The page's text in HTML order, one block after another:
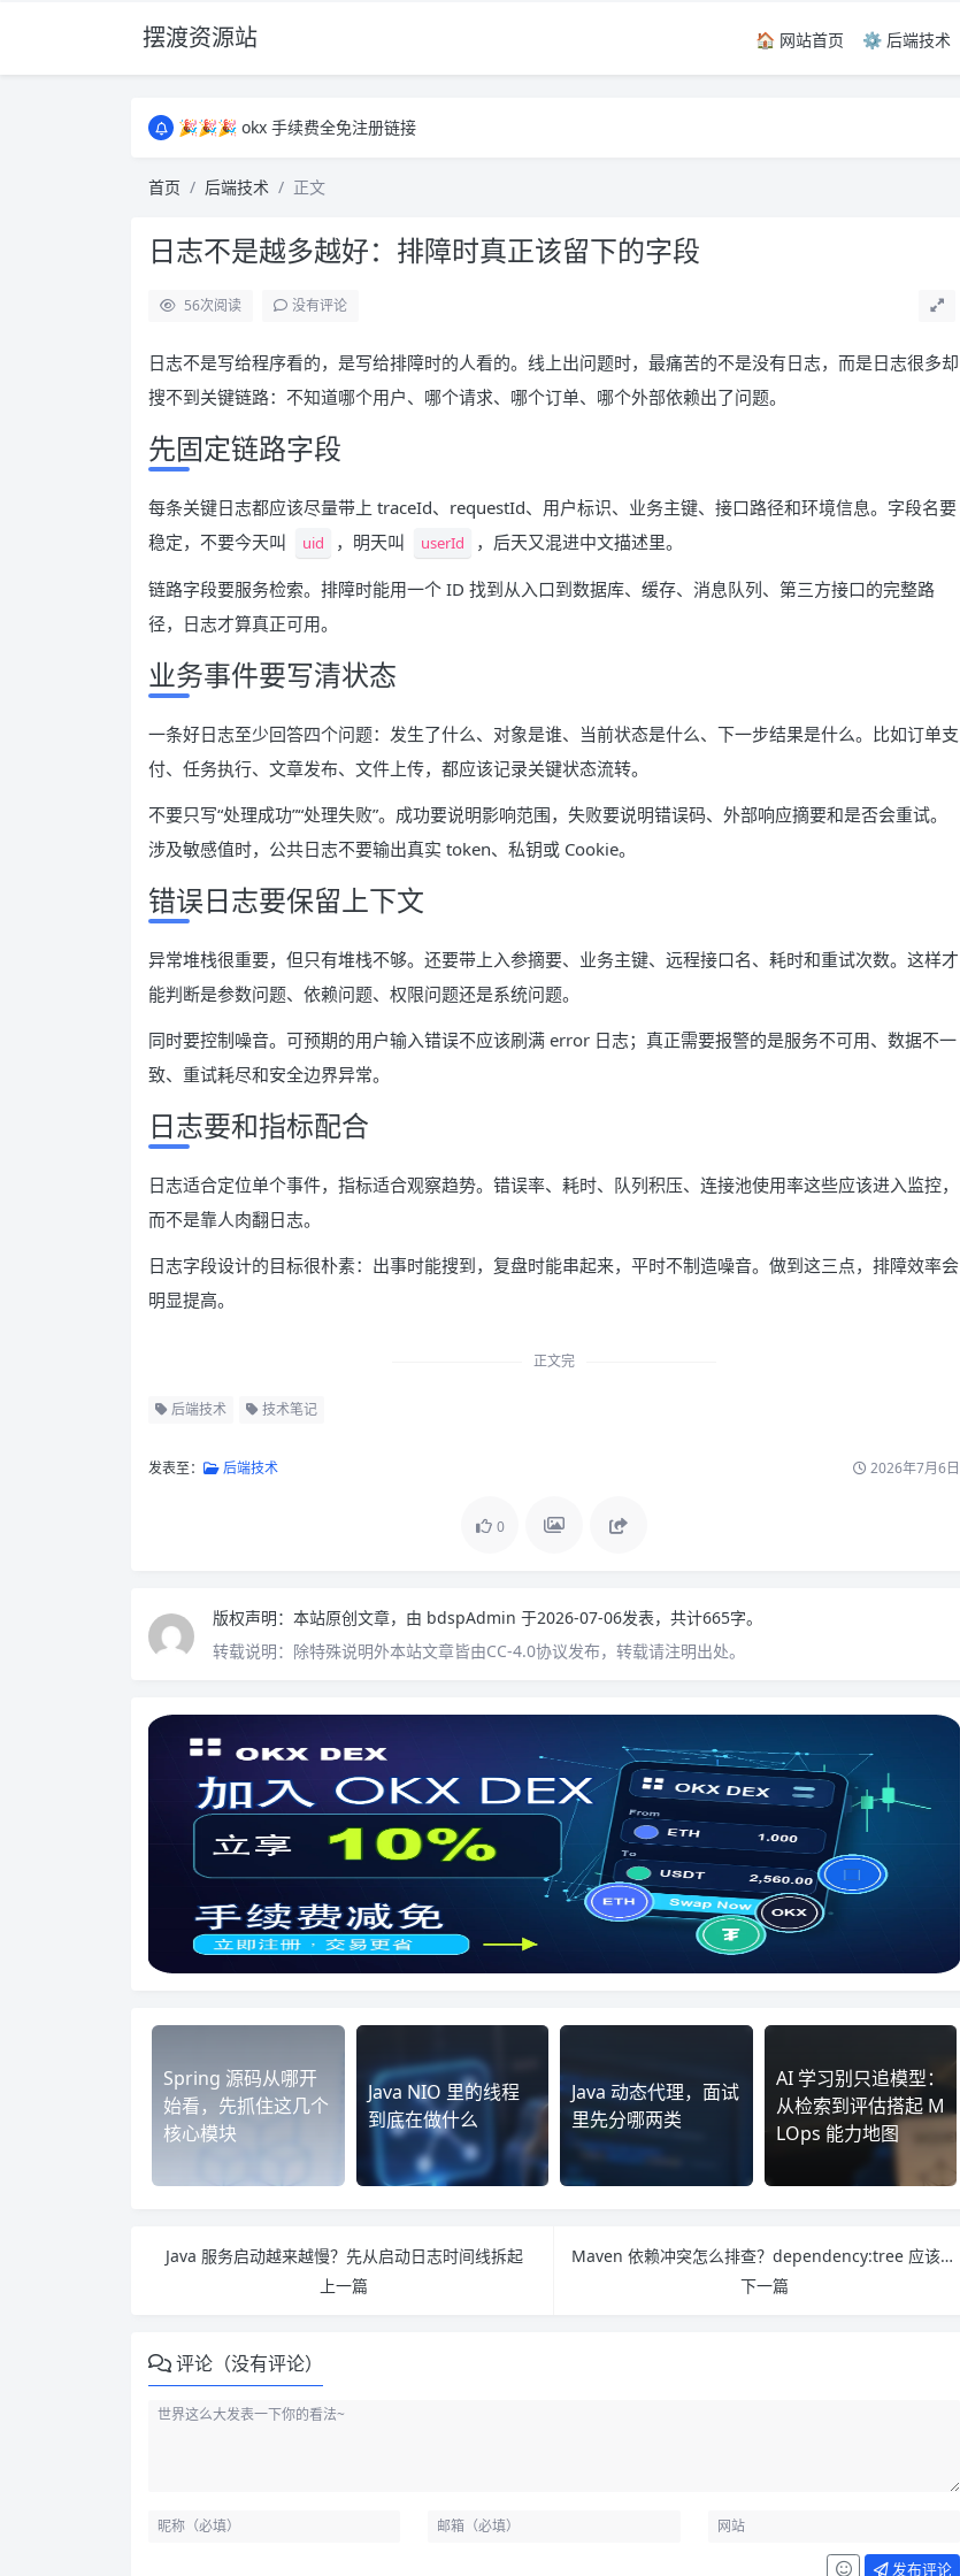
摆渡资源站 🏠 网站首页 ⚙️ 后端技术
🎉🎉🎉 okx 手续费全免注册链接
所有资源均为免费网盘资源，资源失效请备注留言，感谢！
🎉🎉🎉 okx 手续费全免注册链接
首页 后端技术 正文
日志不是越多越好：排障时真正该留下的字段
56次阅读 没有评论
日志不是写给程序看的，是写给排障时的人看的。线上出问题时，最痛苦的不是没有日志，而是日志很多却
搜不到关键链路：不知道哪个用户、哪个请求、哪个订单、哪个外部依赖出了问题。
先固定链路字段
每条关键日志都应该尽量带上 traceId、requestId、用户标识、业务主键、接口路径和环境信息。字段名要
稳定，不要今天叫
uid ，明天叫 userId ，后天又混进中文描述里。
链路字段要服务检索。排障时能用一个 ID 找到从入口到数据库、缓存、消息队列、第三方接口的完整路
径，日志才算真正可用。
业务事件要写清状态
一条好日志至少回答四个问题：发生了什么、对象是谁、当前状态是什么、下一步结果是什么。比如订单支
付、任务执行、文章发布、文件上传，都应该记录关键状态流转。
不要只写“处理成功”“处理失败”。成功要说明影响范围，失败要说明错误码、外部响应摘要和是否会重试。
涉及敏感值时，公共日志不要输出真实 token、私钥或 Cookie。
错误日志要保留上下文
异常堆栈很重要，但只有堆栈不够。还要带上入参摘要、业务主键、远程接口名、耗时和重试次数。这样才
能判断是参数问题、依赖问题、权限问题还是系统问题。
同时要控制噪音。可预期的用户输入错误不应该刷满 error 日志；真正需要报警的是服务不可用、数据不一
致、重试耗尽和安全边界异常。
日志要和指标配合
日志适合定位单个事件，指标适合观察趋势。错误率、耗时、队列积压、连接池使用率这些应该进入监控，
而不是靠人肉翻日志。
日志字段设计的目标很朴素：出事时能搜到，复盘时能串起来，平时不制造噪音。做到这三点，排障效率会
明显提高。
正文完
后端技术 技术笔记
发表至： 后端技术 2026年7月6日
0
版权声明： 本站原创文章，由 bdspAdmin 于2026-07-06发表，共计665字。
转载说明： 除特殊说明外本站文章皆由CC-4.0协议发布，转载请注明出处。
Spring 源码从哪开
始看，先抓住这几个
核心模块
Java NIO 里的线程
到底在做什么
Java 动态代理，面试
里先分哪两类
AI 学习别只追模型：
从检索到评估搭起 M
LOps 能力地图
Java 服务启动越来越慢？先从启动日志时间线拆起
上一篇
Maven 依赖冲突怎么排查？dependency:tree 应该怎么看
下一篇
评论（没有评论）
发布评论